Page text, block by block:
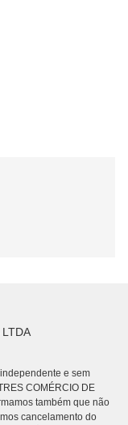
e sem
COMÉRCIO DE
também que não
cancelamento do